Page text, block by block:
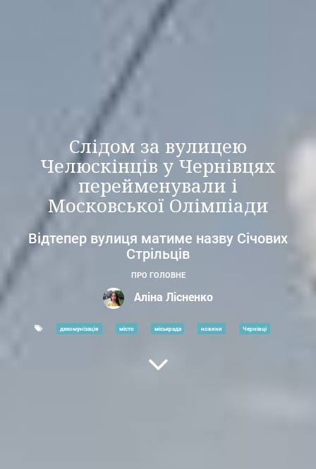
Слідом за вулицею
Челюскінців у Чернівцях
перейменували і
Московської Олімпіади
Відтепер вулиця матиме назву Січових
Стрільців
ПРО ГОЛОВНЕ
Аліна Лісненко
декомунізація місто міськрада новини Чернівці